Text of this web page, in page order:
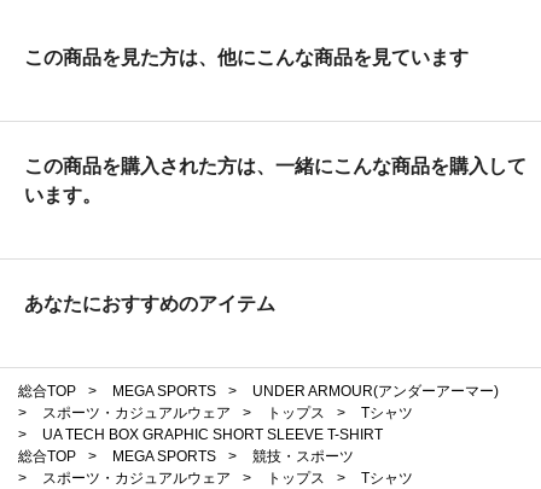
この商品を見た方は、他にこんな商品を見ています
この商品を購入された方は、一緒にこんな商品を購入して
います。
あなたにおすすめのアイテム
総合TOP > MEGA SPORTS >
UNDER ARMOUR(アンダーアーマー)
>
スポーツ・カジュアルウェア > トップス >
Tシャツ
>
UA TECH BOX GRAPHIC SHORT SLEEVE T-SHIRT
総合TOP
> MEGA SPORTS >
競技・スポーツ
>
スポーツ・カジュアルウェア > トップス >
Tシャツ